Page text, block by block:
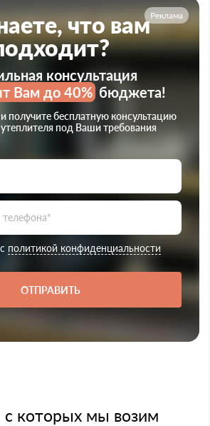
Реклама
что вам
консультация
Вам до 40%бюджета!
и получите бесплатную консультацию
под Ваши требования
политикой конфиденциальности
ОТПРАВИТЬ
которых мы возим